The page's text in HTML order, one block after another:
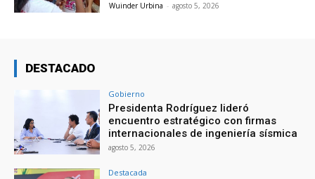
Wuinder Urbina - agosto 5, 2026
DESTACADO
Gobierno
Presidenta Rodríguez lideró
encuentro estratégico con firmas
internacionales de ingeniería sísmica
agosto 5, 2026
Destacada